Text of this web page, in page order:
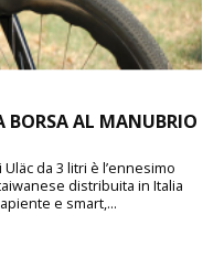
BORSA AL MANUBRIO
da 3 litri è l’ennesimo
distribuita in Italia
e smart,...